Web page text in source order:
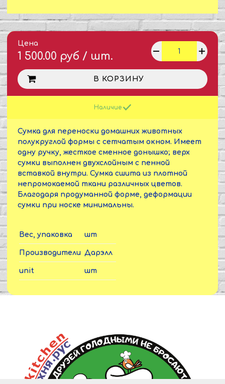
Цена
1 500.00 руб / шт.
В КОРЗИНУ
Наличие
Сумка для переноски домашних животных
полукруглой формы с сетчатым окном. Имеет
одну ручку, жесткое сменное донышко; верх
сумки выполнен двухслойным с пенной
вставкой внутри. Сумка сшита из плотной
непромокаемой ткани различных цветов.
Благодаря продуманной форме, деформации
сумки при носке минимальны.
Вес, упаковка шт
Производители Дарэлл
unit шт